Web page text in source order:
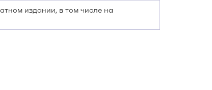
издании, в том числе на